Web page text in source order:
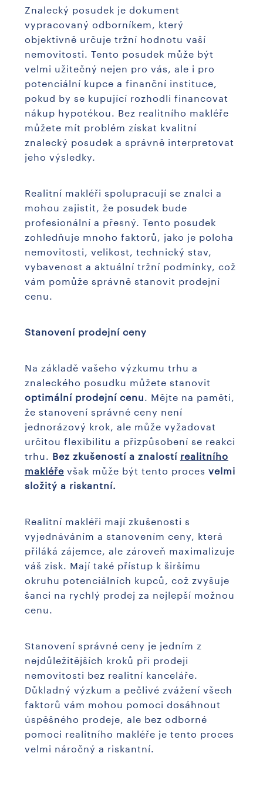
Znalecký posudek je dokument
vypracovaný odborníkem, který
objektivně určuje tržní hodnotu vaší
nemovitosti. Tento posudek může být
velmi užitečný nejen pro vás, ale i pro
potenciální kupce a finanční instituce,
pokud by se kupující rozhodli financovat
nákup hypotékou. Bez realitního makléře
můžete mít problém získat kvalitní
znalecký posudek a správně interpretovat
jeho výsledky.
Realitní makléři spolupracují se znalci a
mohou zajistit, že posudek bude
profesionální a přesný. Tento posudek
zohledňuje mnoho faktorů, jako je poloha
nemovitosti, velikost, technický stav,
vybavenost a aktuální tržní podmínky, což
vám pomůže správně stanovit prodejní
cenu.
Stanovení prodejní ceny
Na základě vašeho výzkumu trhu a
znaleckého posudku můžete stanovit
optimální prodejní cenu . Mějte na paměti,
že stanovení správné ceny není
jednorázový krok, ale může vyžadovat
určitou flexibilitu a přizpůsobení se reakci
trhu. Bez zkušeností a znalostí realitního
makléřevšak může být tento proces velmi
složitý a riskantní.
Realitní makléři mají zkušenosti s
vyjednáváním a stanovením ceny, která
přiláká zájemce, ale zároveň maximalizuje
váš zisk. Mají také přístup k širšímu
okruhu potenciálních kupců, což zvyšuje
šanci na rychlý prodej za nejlepší možnou
cenu.
Stanovení správné ceny je jedním z
nejdůležitějších kroků při prodeji
nemovitosti bez realitní kanceláře.
Důkladný výzkum a pečlivé zvážení všech
faktorů vám mohou pomoci dosáhnout
úspěšného prodeje, ale bez odborné
pomoci realitního makléře je tento proces
velmi náročný a riskantní.